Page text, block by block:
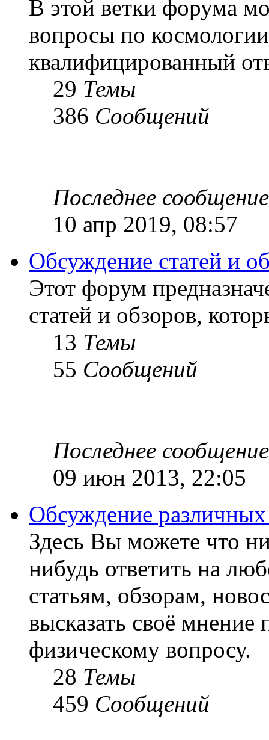
В этой ветки форума
вопросы по
квалифицированный
29 Темы
386 Сообщений
Последнее сообщение
10 апр 2019, 08:57
Обсуждение статей и
Этот форум
статей и обзоров,
13 Темы
55 Сообщений
Последнее сообщение
09 июн 2013, 22:05
Обсуждение
Здесь Вы можете что
нибудь ответить на
статьям, обзорам,
высказать своё
физическому вопросу.
28 Темы
459 Сообщений